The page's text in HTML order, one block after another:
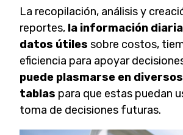
La recopilación, análisis y
reportes, la información
datos útiles sobre costos,
eficiencia para apoyar
puede plasmarse en
tablas para que estas puedan
toma de decisiones futuras.